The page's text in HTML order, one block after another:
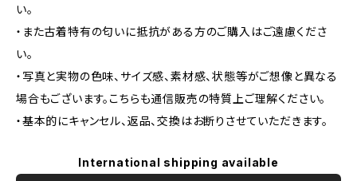
い。
・また古着特有の匂いに抵抗がある方のご購入はご遠慮くださ
い。
・写真と実物の色味、サイズ感、素材感、状態等がご想像と異なる
場合もございます。こちらも通信販売の特質上ご理解ください。
・基本的にキャンセル、返品、交換はお断りさせていただきます。
International shipping available